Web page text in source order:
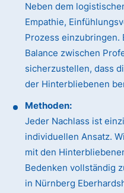
Neben dem
Empathie,
Prozess
Balance zwischen
sicherzustellen, dass
der Hinterbliebenen
Methoden:
Jeder Nachlass ist
individuellen Ansatz.
mit den
Bedenken vollständig
in Nürnberg